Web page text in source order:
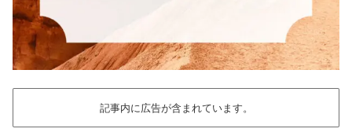
記事内に広告が含まれています。